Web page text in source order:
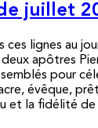
juillet
ces lignes au
apôtres
pour
évêque,
et la fidélité de